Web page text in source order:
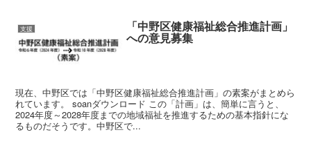
支援 「中野区健康福祉総合推進計画」
への意見募集
現在、中野区では「中野区健康福祉総合推進計画」の素案がまとめら
れています。 soanダウンロード この「計画」は、簡単に言うと、
2024年度～2028年度までの地域福祉を推進するための基本指針にな
るものだそうです。中野区で...